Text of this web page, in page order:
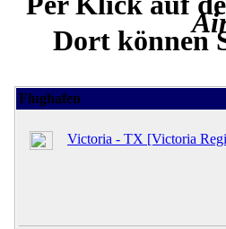
Dort können
Flughafen
Victoria - TX [Victoria